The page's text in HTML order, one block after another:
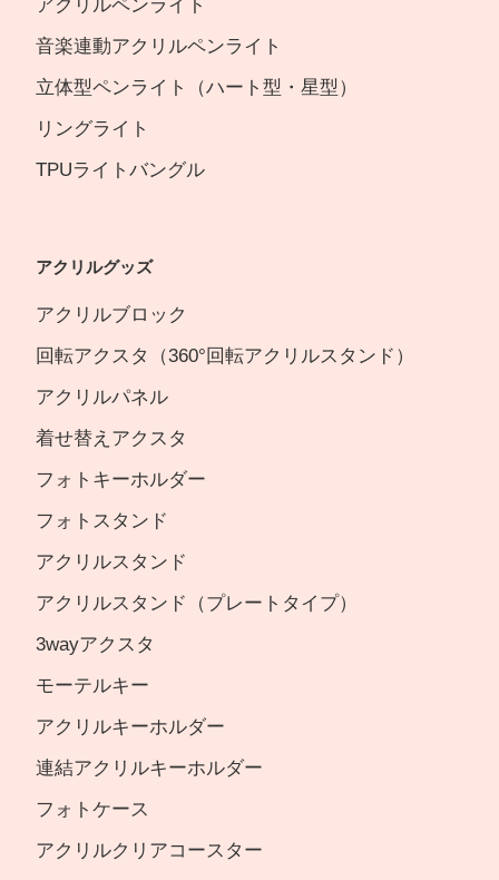
アクリルペンライト
音楽連動アクリルペンライト
立体型ペンライト（ハート型・星型）
リングライト
TPUライトバングル
アクリルグッズ
アクリルブロック
回転アクスタ（360°回転アクリルスタンド）
アクリルパネル
着せ替えアクスタ
フォトキーホルダー
フォトスタンド
アクリルスタンド
アクリルスタンド（プレートタイプ）
3wayアクスタ
モーテルキー
アクリルキーホルダー
連結アクリルキーホルダー
フォトケース
アクリルクリアコースター